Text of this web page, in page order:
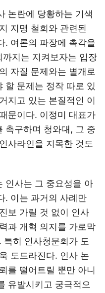
논란에 당황하는 기색
지명 철회와 관련된
. 여론의 파장에 촉각을
지는 지켜보자는 입장
자질 문제와는 별개로
할 문제는 정작 따로 있
지고 있는 본질적인 이
문이다. 이정미 대표가
촉구하며 청와대, 그 중
사라인을 지목한 것도
인사는 그 중요성을 아
. 이는 과거의 사례만
보 가릴 것 없이 인사
과 개혁 의지를 가로막
히 인사청문회가 도
도드라진다. 인사 논
를 떨어트릴 뿐만 아니
유발시키고 궁극적으